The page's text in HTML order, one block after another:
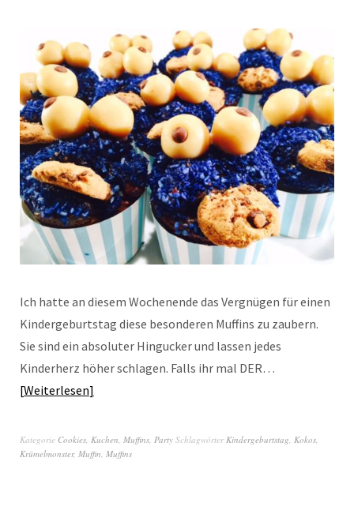
Ich hatte an diesem Wochenende das Vergnügen für einen
Kindergeburtstag diese besonderen Muffins zu zaubern.
Sie sind ein absoluter Hingucker und lassen jedes
Kinderherz höher schlagen. Falls ihr mal DER…
Weiterlesen
Kategorie Cookies Kuchen Muffins Party Schlagwörter Kindergeburtstag Kokos
Krümelmonster, Muffin Muffins